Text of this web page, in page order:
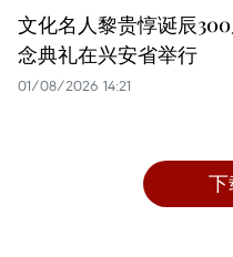
文化名人黎贵惇诞辰
念典礼在兴安省举行
01/08/2026 14:21
下